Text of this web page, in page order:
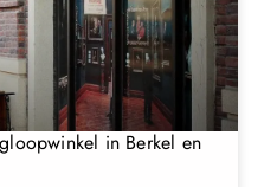
in Berkel en